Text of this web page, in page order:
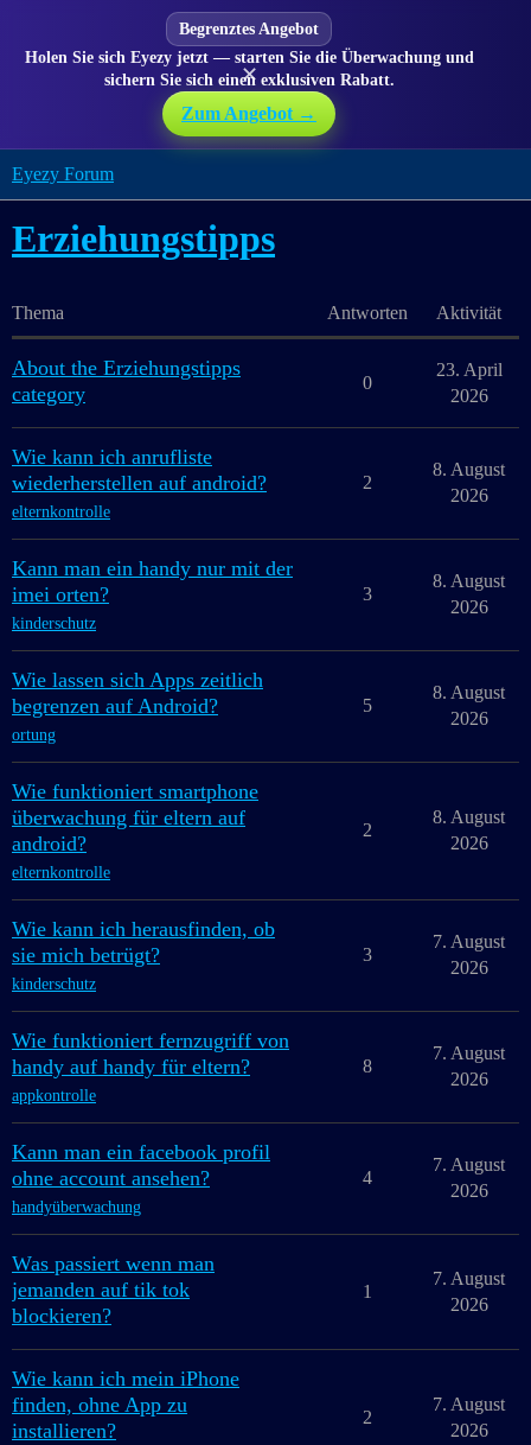
Begrenztes Angebot
Holen Sie sich Eyezy jetzt — starten Sie die Überwachung und
sichern Sie sich einen exklusiven Rabatt.
Zum Angebot →
✕
Eyezy Forum
Erziehungstipps
Thema Antworten Aktivität
About the Erziehungstipps
category
0
23. April
2026
Wie kann ich anrufliste
wiederherstellen auf android?
elternkontrolle
2
8. August
2026
Kann man ein handy nur mit der
imei orten?
kinderschutz
3
8. August
2026
Wie lassen sich Apps zeitlich
begrenzen auf Android?
ortung
5
8. August
2026
Wie funktioniert smartphone
überwachung für eltern auf
android?
elternkontrolle
2
8. August
2026
Wie kann ich herausfinden, ob
sie mich betrügt?
kinderschutz
3
7. August
2026
Wie funktioniert fernzugriff von
handy auf handy für eltern?
appkontrolle
8
7. August
2026
Kann man ein facebook profil
ohne account ansehen?
handyüberwachung
4
7. August
2026
Was passiert wenn man
jemanden auf tik tok
blockieren?
1
7. August
2026
Wie kann ich mein iPhone
finden, ohne App zu
installieren?
2
7. August
2026